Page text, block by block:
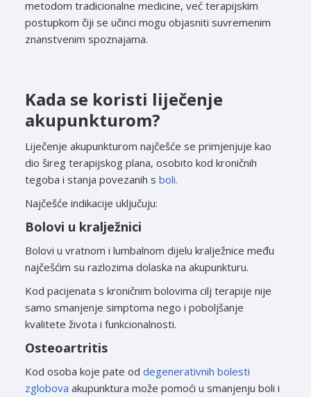
metodom tradicionalne medicine, već terapijskim
postupkom čiji se učinci mogu objasniti suvremenim
znanstvenim spoznajama.
Kada se koristi liječenje
akupunkturom?
Liječenje akupunkturom najčešće se primjenjuje kao
dio šireg terapijskog plana, osobito kod kroničnih
tegoba i stanja povezanih s boli.
Najčešće indikacije uključuju:
Bolovi u kralježnici
Bolovi u vratnom i lumbalnom dijelu kralježnice među
najčešćim su razlozima dolaska na akupunkturu.
Kod pacijenata s kroničnim bolovima cilj terapije nije
samo smanjenje simptoma nego i poboljšanje
kvalitete života i funkcionalnosti.
Osteoartritis
Kod osoba koje pate od degenerativnih bolesti
zglobova akupunktura može pomoći u smanjenju boli i